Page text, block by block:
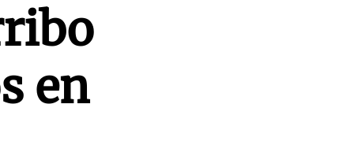
en